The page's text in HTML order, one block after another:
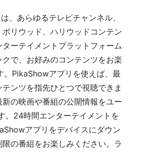
、あらゆるテレビチャンネル、
リウッド、ハリウッドコンテン
ーテイメントプラットフォーム
で、お好みのコンテンツをお楽
。PikaShowアプリを使えば、最
ンツを指先ひとつで視聴できま
の映画や番組の公開情報をユー
。24時間エンターテイメントを
アプリをデバイスにダウン
限の番組をお楽しみください。ラ